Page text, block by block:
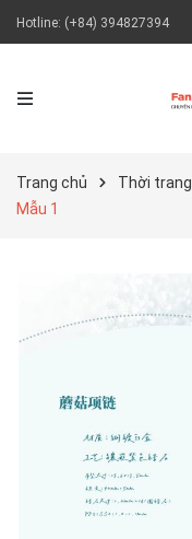
Hotline: (+84) 394827394
Trang chủ Thời trang
Mẫu 1